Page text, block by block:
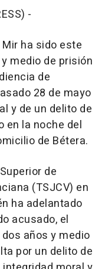
-
ha sido este
medio de prisión
de
28 de mayo
y de un delito de
en la noche del
de Bétera.
de
(TSJCV) en
ha adelantado
acusado, el
años y medio
por un delito de